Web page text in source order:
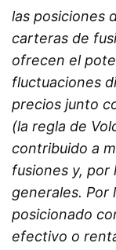
las posiciones
carteras de
ofrecen el
fluctuaciones
precios junto
(la regla de
contribuido a
fusiones y,
generales.
posicionado
efectivo o